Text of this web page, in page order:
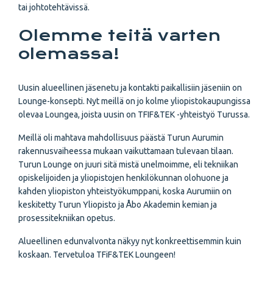
tai johtotehtävissä.
Olemme teitä varten
olemassa!
Uusin alueellinen jäsenetu ja kontakti paikallisiin jäseniin on
Lounge-konsepti. Nyt meillä on jo kolme yliopistokaupungissa
olevaa Loungea, joista uusin on TFIF&TEK -yhteistyö Turussa.
Meillä oli mahtava mahdollisuus päästä Turun Aurumin
rakennusvaiheessa mukaan vaikuttamaan tulevaan tilaan.
Turun Lounge on juuri sitä mistä unelmoimme, eli tekniikan
opiskelijoiden ja yliopistojen henkilökunnan olohuone ja
kahden yliopiston yhteistyökumppani, koska Aurumiin on
keskitetty Turun Yliopisto ja Åbo Akademin kemian ja
prosessitekniikan opetus.
Alueellinen edunvalvonta näkyy nyt konkreettisemmin kuin
koskaan. Tervetuloa TFiF&TEK Loungeen!